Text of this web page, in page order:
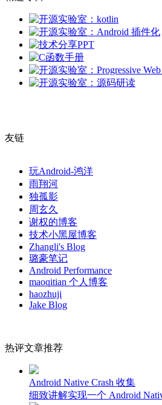
友链
玩Android-鸿洋
雨翔河
独孤影
周玄久
谢权的博客
技术小黑屋博客
Zhangli's Blog
璐豪笔记
Android Performance
maoqitian 个人博客
haozhuji
Jake Blog
热评文章推荐
Android Native Crash 收集
细致讲解实现一个 Android